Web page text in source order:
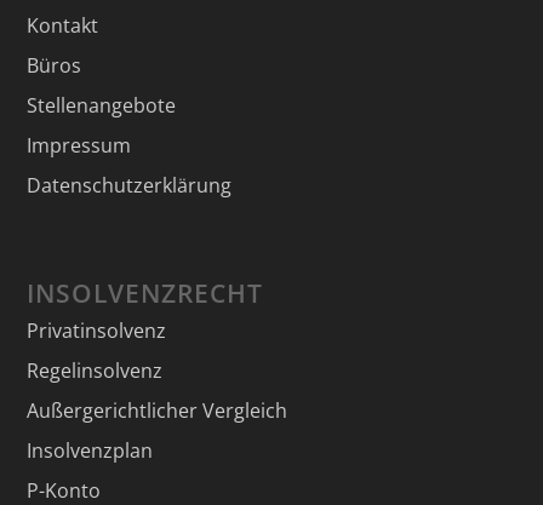
Kontakt
Büros
Stellenangebote
Impressum
Datenschutzerklärung
INSOLVENZRECHT
Privatinsolvenz
Regelinsolvenz
Außergerichtlicher Vergleich
Insolvenzplan
P-Konto